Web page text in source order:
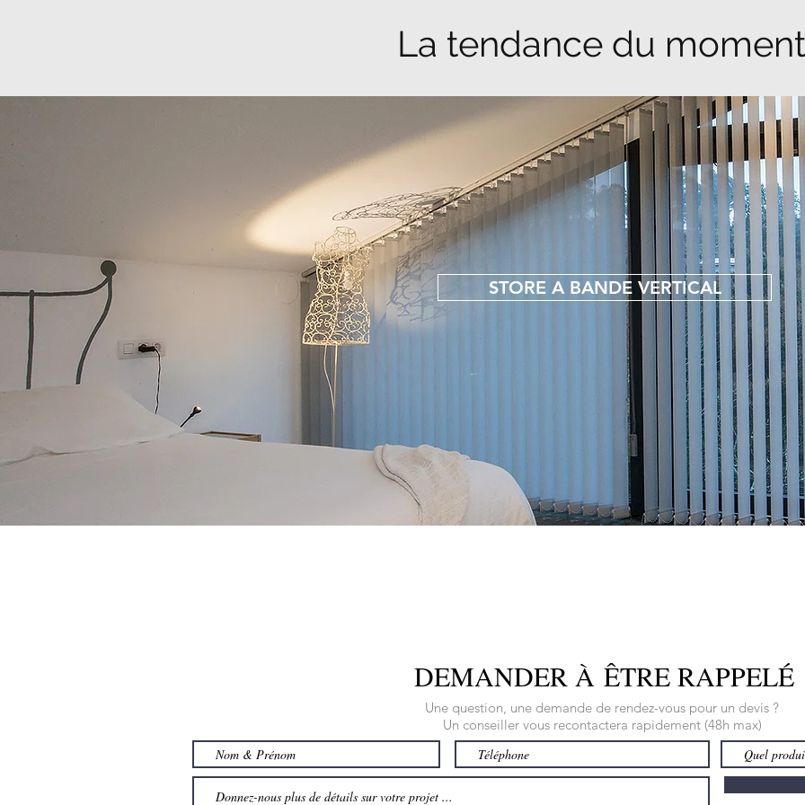
La tendance du moment
STORE A BANDE VERTICAL
DEMANDER À ÊTRE RAPPELÉ
Une question, une demande de rendez-vous pour un devis ?
Un conseiller vous recontactera rapidement (48h max)